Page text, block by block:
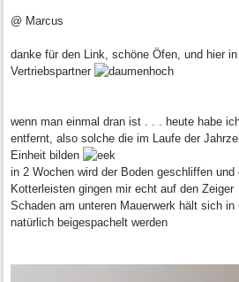
@ Marcus
danke für den Link, schöne Öfen, und hier
Vertriebspartner
wenn man einmal dran ist . . . heute habe
entfernt, also solche die im Laufe der
Einheit bilden
in 2 Wochen wird der Boden geschliffen
Kotterleisten gingen mir echt auf den Zeiger
Schaden am unteren Mauerwerk hält sich
natürlich beigespachelt werden